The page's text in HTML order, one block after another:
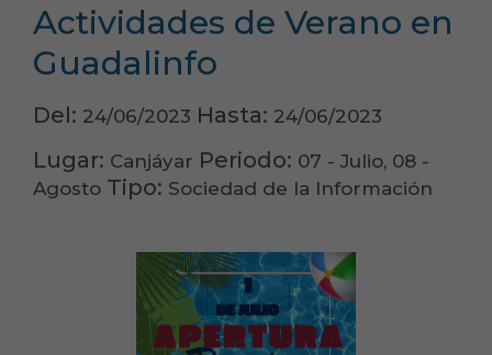
Actividades de Verano en
Guadalinfo
Del: 24/06/2023 Hasta: 24/06/2023
Lugar: Canjáyar Periodo: 07 - Julio, 08 -
Agosto Tipo: Sociedad de la Información